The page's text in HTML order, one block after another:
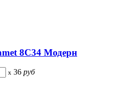
8С34 Модерн
x 36 руб